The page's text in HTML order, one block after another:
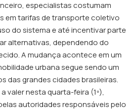
especialistas costumam
em tarifas de transporte coletivo
do sistema e até incentivar parte
alternativas, dependendo do
A mudança acontece em um
urbana segue sendo um
das grandes cidades brasileiras.
valer nesta quarta-feira (1º),
autoridades responsáveis pelo